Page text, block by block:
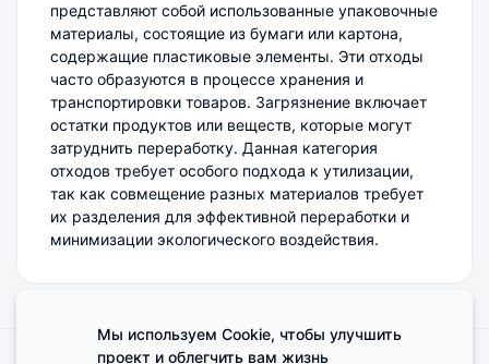
представляют собой использованные упаковочные
материалы, состоящие из бумаги или картона,
содержащие пластиковые элементы. Эти отходы
часто образуются в процессе хранения и
транспортировки товаров. Загрязнение включает
остатки продуктов или веществ, которые могут
затруднить переработку. Данная категория
отходов требует особого подхода к утилизации,
так как совмещение разных материалов требует
их разделения для эффективной переработки и
минимизации экологического воздействия.
Мы используем Cookie, чтобы улучшить
проект и облегчить вам жизнь